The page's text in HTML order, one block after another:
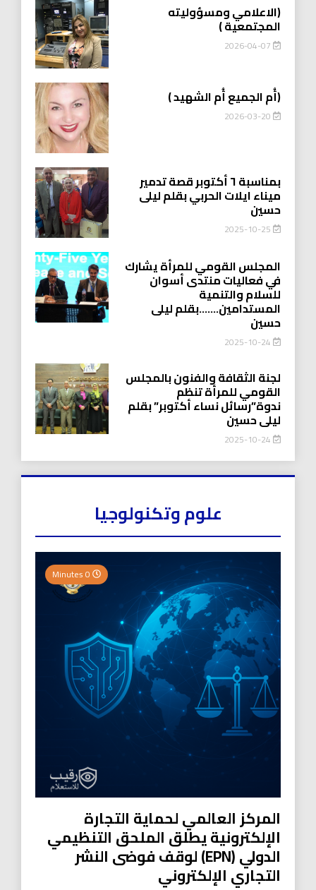
(الاعلامي ومسؤوليته
المجتمعية )
2026-04-07
(أُم الجميع أُم الشهيد )
2026-03-20
بمناسبة ٦ أكتوبر قصة تدمير
ميناء ايلات الحربي بقلم ليلى
حسين
2025-10-25
المجلس القومي للمرأة يشارك
في فعاليات منتدى أسوان
للسلام والتنمية
المستدامين…….بقلم ليلى
حسين
2025-10-24
لجنة الثقافة والفنون بالمجلس
القومي للمرأة تنظم
ندوة”رسائل نساء أكتوبر” بقلم
ليلى حسين
2025-10-24
علوم وتكنولوجيا
المركز العالمي لحماية التجارة
الإلكترونية يطلق الملحق التنظيمي
الدولي (EPN) لوقف فوضى النشر
التجاري الإلكتروني